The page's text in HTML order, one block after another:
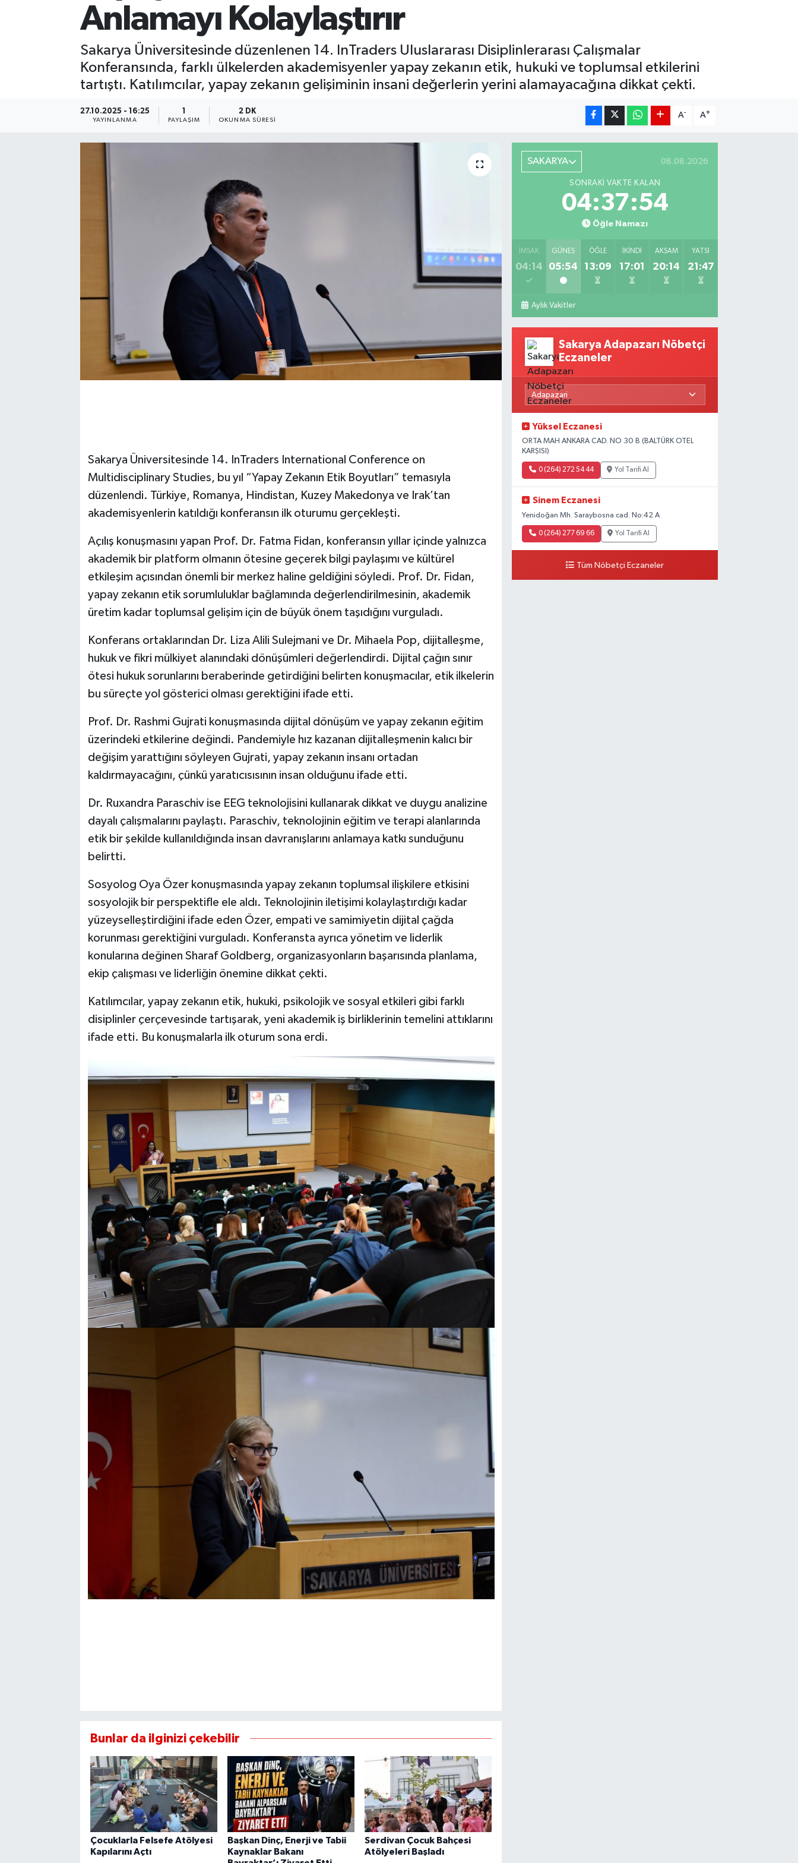
Anlamayı Kolaylaştırır
Sakarya Üniversitesinde düzenlenen 14. InTraders Uluslararası Disiplinlerarası Çalışmalar
Konferansında, farklı ülkelerden akademisyenler yapay zekanın etik, hukuki ve toplumsal etkilerini
tartıştı. Katılımcılar, yapay zekanın gelişiminin insani değerlerin yerini alamayacağına dikkat çekti.
27.10.2025 - 16:25
YAYINLANMA
1
PAYLAŞIM
2 DK
OKUNMA SÜRESI
A- A+
Sakarya Üniversitesinde 14. InTraders International Conference on
Multidisciplinary Studies, bu yıl “Yapay Zekanın Etik Boyutları” temasıyla
düzenlendi. Türkiye, Romanya, Hindistan, Kuzey Makedonya ve Irak’tan
akademisyenlerin katıldığı konferansın ilk oturumu gerçekleşti.
Açılış konuşmasını yapan Prof. Dr. Fatma Fidan, konferansın yıllar içinde yalnızca
akademik bir platform olmanın ötesine geçerek bilgi paylaşımı ve kültürel
etkileşim açısından önemli bir merkez haline geldiğini söyledi. Prof. Dr. Fidan,
yapay zekanın etik sorumluluklar bağlamında değerlendirilmesinin, akademik
üretim kadar toplumsal gelişim için de büyük önem taşıdığını vurguladı.
Konferans ortaklarından Dr. Liza Alili Sulejmani ve Dr. Mihaela Pop, dijitalleşme,
hukuk ve fikri mülkiyet alanındaki dönüşümleri değerlendirdi. Dijital çağın sınır
ötesi hukuk sorunlarını beraberinde getirdiğini belirten konuşmacılar, etik ilkelerin
bu süreçte yol gösterici olması gerektiğini ifade etti.
Prof. Dr. Rashmi Gujrati konuşmasında dijital dönüşüm ve yapay zekanın eğitim
üzerindeki etkilerine değindi. Pandemiyle hız kazanan dijitalleşmenin kalıcı bir
değişim yarattığını söyleyen Gujrati, yapay zekanın insanı ortadan
kaldırmayacağını, çünkü yaratıcısısının insan olduğunu ifade etti.
Dr. Ruxandra Paraschiv ise EEG teknolojisini kullanarak dikkat ve duygu analizine
dayalı çalışmalarını paylaştı. Paraschiv, teknolojinin eğitim ve terapi alanlarında
etik bir şekilde kullanıldığında insan davranışlarını anlamaya katkı sunduğunu
belirtti.
Sosyolog Oya Özer konuşmasında yapay zekanın toplumsal ilişkilere etkisini
sosyolojik bir perspektifle ele aldı. Teknolojinin iletişimi kolaylaştırdığı kadar
yüzeyselleştirdiğini ifade eden Özer, empati ve samimiyetin dijital çağda
korunması gerektiğini vurguladı. Konferansta ayrıca yönetim ve liderlik
konularına değinen Sharaf Goldberg, organizasyonların başarısında planlama,
ekip çalışması ve liderliğin önemine dikkat çekti.
Katılımcılar, yapay zekanın etik, hukuki, psikolojik ve sosyal etkileri gibi farklı
disiplinler çerçevesinde tartışarak, yeni akademik iş birliklerinin temelini attıklarını
ifade etti. Bu konuşmalarla ilk oturum sona erdi.
Bunlar da ilginizi çekebilir
Çocuklarla Felsefe Atölyesi
Kapılarını Açtı
Başkan Dinç, Enerji ve Tabii
Kaynaklar Bakanı
Serdivan Çocuk Bahçesi
Atölyeleri Başladı
SAKARYA 08.08.2026
SONRAKI VAKTE KALAN
04:37:53
Öğle Namazı
İMSAK
04:14
GÜNEŞ
05:54
ÖĞLE
13:09
İKINDI
17:01
AKŞAM
20:14
YATSI
21:47
Aylık Vakitler
Sakarya Adapazarı Nöbetçi
Eczaneler
Yüksel Eczanesi
ORTA MAH ANKARA CAD. NO 30 B (BALTÜRK OTEL
KARŞISI)
0 (264) 272 54 44 Yol Tarifi Al
Sinem Eczanesi
Yenidoğan Mh. Saraybosna cad. No:42 A
0 (264) 277 69 66 Yol Tarifi Al
Tüm Nöbetçi Eczaneler